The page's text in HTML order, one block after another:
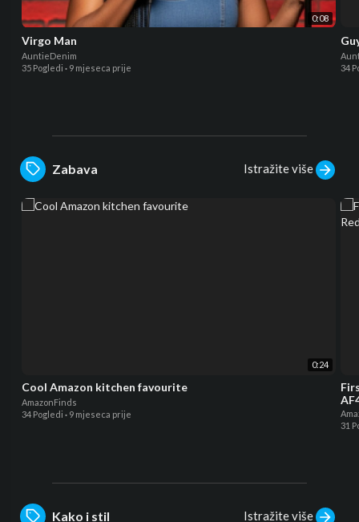
0:08
Virgo Man
AuntieDenim
35 Pogledi · 9 mjeseca prije
34
Zabava Istražite više
0:24
Cool Amazon kitchen favourite
AmazonFinds
34 Pogledi · 9 mjeseca prije
31
Kako i stil Istražite više